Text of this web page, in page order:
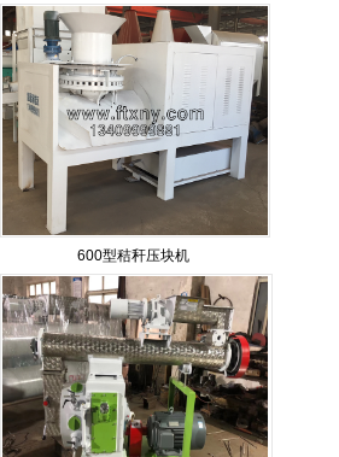
600型秸秆压块机